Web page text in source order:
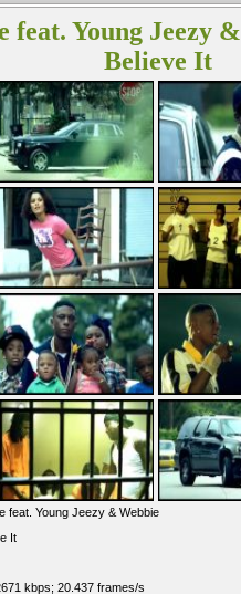
feat. Young Jeezy
Believe It
feat. Young Jeezy & Webbie
It
kbps; 20.437 frames/s